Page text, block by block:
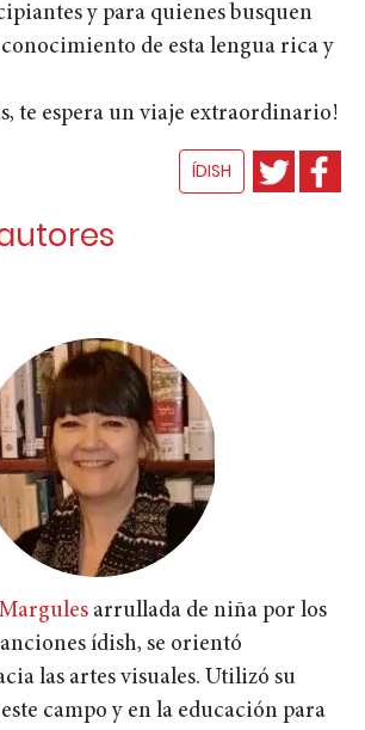
y para quienes busquen
de esta lengua rica y
te espera un viaje extraordinario!
ÍDISH
arrullada de niña por los
ídish, se orientó
las artes visuales. Utilizó su
campo y en la educación para